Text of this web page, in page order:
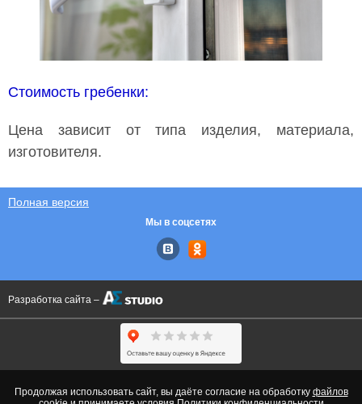
​Стоимость гребенки:
Цена зависит от типа изделия, материала,
изготовителя.
Полная версия
Мы в соцсетях
Разработка сайта –
Продолжая использовать сайт, вы даёте согласие на обработку файлов